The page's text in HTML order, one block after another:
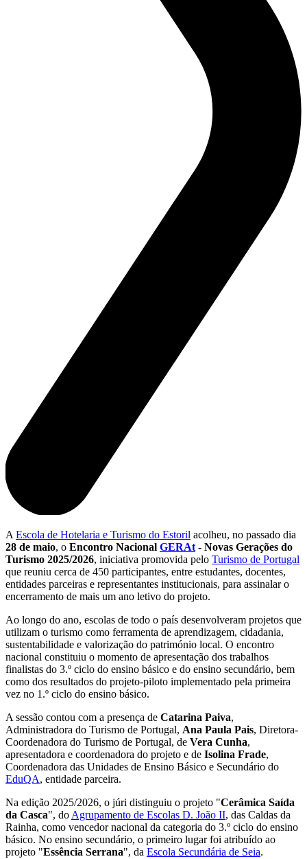
A Escola de Hotelaria e Turismo do Estoril acolheu, no passado dia
28 de maio, o Encontro Nacional GERAt - Novas Gerações do
Turismo 2025/2026, iniciativa promovida pelo Turismo de Portugal
que reuniu cerca de 450 participantes, entre estudantes, docentes,
entidades parceiras e representantes institucionais, para assinalar o
encerramento de mais um ano letivo do projeto.
Ao longo do ano, escolas de todo o país desenvolveram projetos que
utilizam o turismo como ferramenta de aprendizagem, cidadania,
sustentabilidade e valorização do património local. O encontro
nacional constituiu o momento de apresentação dos trabalhos
finalistas do 3.º ciclo do ensino básico e do ensino secundário, bem
como dos resultados do projeto-piloto implementado pela primeira
vez no 1.º ciclo do ensino básico.
A sessão contou com a presença de Catarina Paiva,
Administradora do Turismo de Portugal, Ana Paula Pais, Diretora-
Coordenadora do Turismo de Portugal, de Vera Cunha,
apresentadora e coordenadora do projeto e de Isolina Frade,
Coordenadora das Unidades de Ensino Básico e Secundário do
EduQA, entidade parceira.
Na edição 2025/2026, o júri distinguiu o projeto "Cerâmica Saída
da Casca", do Agrupamento de Escolas D. João II, das Caldas da
Rainha, como vencedor nacional da categoria do 3.º ciclo do ensino
básico. No ensino secundário, o primeiro lugar foi atribuído ao
projeto "Essência Serrana", da Escola Secundária de Seia.